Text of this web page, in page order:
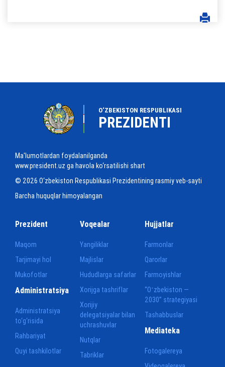
O‘ZBEKISTON RESPUBLIKASI
PREZIDENTI
Ma'lumotlardan foydalanilganda
www.president.uz ga havola ko‘rsatilishi shart
© 2026 O‘zbekiston Respublikasi Prezidentining rasmiy veb-sayti
Barcha huquqlar himoyalangan
Prezident
Maqom
Tarjimayi hol
Mukofotlar
Voqealar
Yangiliklar
Majlislar
Hududlarga safarlar
Xorijga tashriflar
Xorijiy
delegatsiyalar bilan
uchrashuvlar
Nutqlar
Tabriklar
Hujjatlar
Farmonlar
Qarorlar
Farmoyishlar
“Oʻzbekiston —
2030” strategiyasi
Tashabbuslar
Administratsiya
Administratsiya
to‘g‘risida
Rahbariyat
Quyi tashkilotlar
Mediateka
Fotogalereya